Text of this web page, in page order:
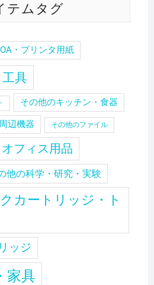
テムタグ
OA・プリンタ用紙
具
その他のキッチン・食器
辺機器 その他のファイル
フィス用品
他の科学・研究・実験
カートリッジ・ト
ッジ
家具